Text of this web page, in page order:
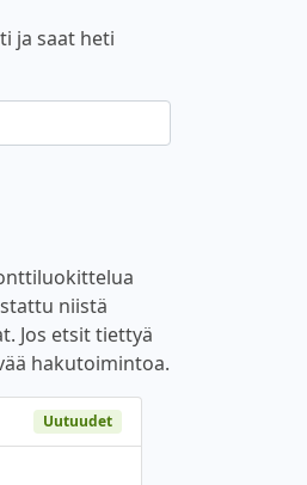
ja saat heti
niistä
Jos etsit tiettyä
hakutoimintoa.
Uutuudet